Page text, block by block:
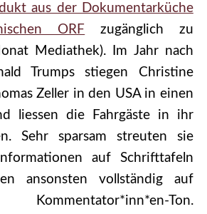
aus der Dokumentarküche
ORF zugänglich zu
Mediathek). Im Jahr nach
Trumps stiegen Christine
Zeller in den USA in einen
liessen die Fahrgäste in ihr
Sehr sparsam streuten sie
auf Schrifttafeln
ansonsten vollständig auf
Ton.